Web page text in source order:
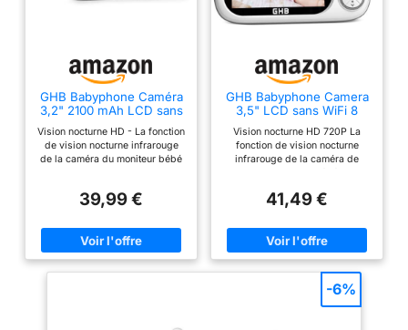
GHB Babyphone Caméra
3,2" 2100 mAh LCD sans
Bidirectionnel
Vision nocturne HD - La fonction
de vision nocturne infrarouge
de la caméra du moniteur bébé
de vision nocturne est très clair
caméra sont très douces, offrant
un environnement de sommeil
confortable pour le bébé
39,99 €
GHB Babyphone Camera
3,5" LCD sans WiFi 8
Nocturne VOX
Vision nocturne HD 720P La
fonction de vision nocturne
infrarouge de la caméra de
enfant dans l'obscurité, et l'effet
; la lumière infrarouge de la
caméra est très fine, permettant
à votre bébé d'avoir un
confortable Mode ECO avec
batterie 1500mAh Le babyphone
vidéo est doté d'une batterie
41,49 €
-6%